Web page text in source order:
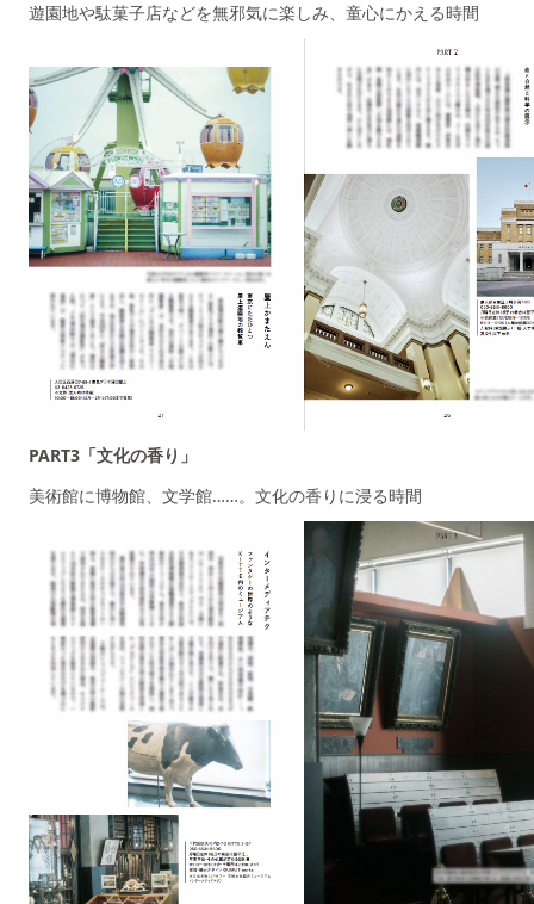
遊園地や駄菓子店などを無邪気に楽しみ、童心にかえる時間
PART3「文化の香り」
美術館に博物館、文学館……。文化の香りに浸る時間